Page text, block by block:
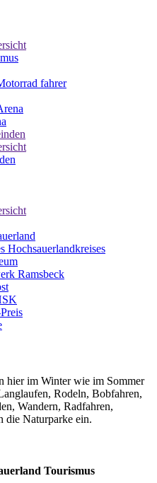
fahrer
Hochsauerlandkreises
Ramsbeck
hier im Winter wie im Sommer
Rodeln, Bobfahren,
Wandern, Radfahren,
die Naturparke ein.
Tourismus